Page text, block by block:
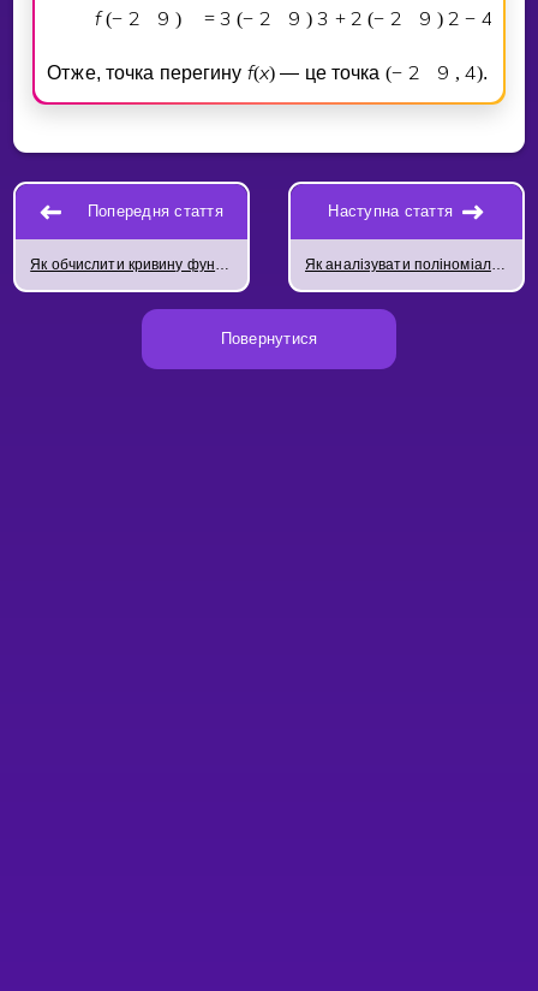
f (− 2 9 ) = 3 (− 2 9 ) 3 + 2 (− 2 9 ) 2 − 4
Отже, точка перегину f(x) — це точка (− 2 9 , 4).
Попередня стаття
Як обчислити кривину функції
Наступна стаття
Як аналізувати поліноміальні функції
Повернутися